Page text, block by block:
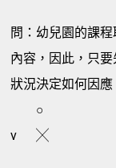
問：幼兒園的課
內容，因此，只
狀況決定如何因
○
v
╳